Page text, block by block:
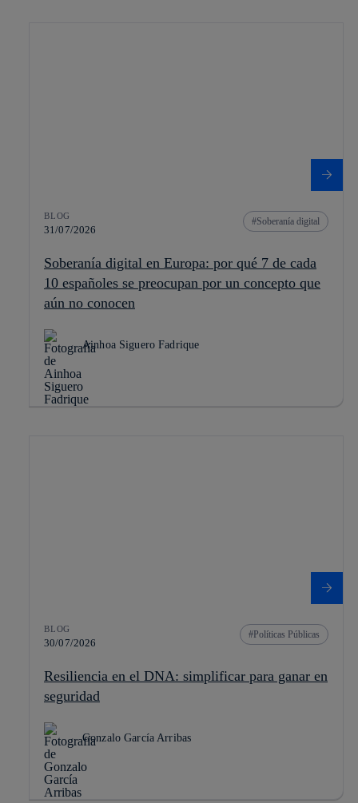
BLOG
31/07/2026
Soberanía digital
Soberanía digital en Europa: por qué 7 de cada
10 españoles se preocupan por un concepto que
aún no conocen
Ainhoa Siguero Fadrique
BLOG
30/07/2026
Políticas Públicas
Resiliencia en el DNA: simplificar para ganar en
seguridad
Gonzalo García Arribas